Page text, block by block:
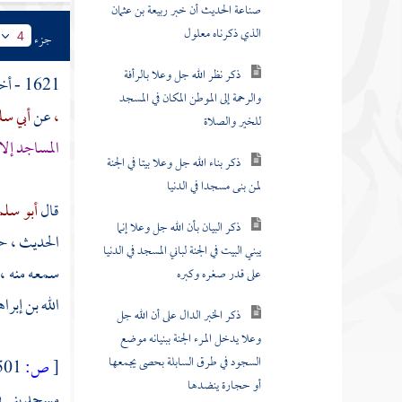
ذكر نظر الله جل وعلا بالرأفة
والرحمة إلى الموطن المكان في المسجد
للخير والصلاة
ذكر بناء الله جل وعلا بيتا في الجنة
لمن بنى مسجدا في الدنيا
ذكر البيان بأن الله جل وعلا إنما
يبني البيت في الجنة لباني المسجد في الدنيا
على قدر صغره وكبره
ذكر الخبر الدال على أن الله جل
وعلا يدخل المرء الجنة ببنيانه موضع
السجود في طرق السابلة بحصى يجمعها
أو حجارة ينضدها
ذكر خبر ثان يصرح بصحة ما
جزء 4
1621 - أخبرنا
،عنأبي
المساجد إلا
قالأبو
الحديث ،
سمعه منه
الله بن
[ص: